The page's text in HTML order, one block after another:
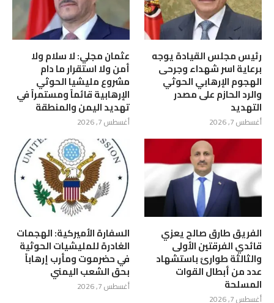
رئيس مجلس القيادة يوجه
برعاية اسر شهداء وجرحى
الهجوم الإرهابي الحوثي
والرد الحازم على مصدر
التهديد
أغسطس 7, 2026
عثمان مجلي: لا سلام ولا
أمن ولا استقرار ما دام
مشروع مليشيا الحوثي
الإرهابية قائماً ومستمراً في
تهديد اليمن والمنطقة
أغسطس 7, 2026
الفريق طارق صالح يعزي
قائدي الفرقتين الأولى
والثالثة طوارئ باستشهاد
عدد من أبطال القوات
المسلحة
أغسطس 7, 2026
السفارة الأميركية: الهجمات
الغادرة للمليشيات الحوثية
في حضرموت ومأرب إرهاباً
بحق الشعب اليمني
أغسطس 7, 2026